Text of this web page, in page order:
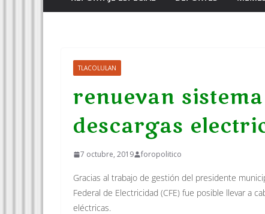
TLACOLULAN
renuevan
descargas
7 octubre, 2019 foropolitico
Gracias al trabajo de gestión del presidente
Federal de Electricidad (CFE) fue posible llevar a
eléctricas.